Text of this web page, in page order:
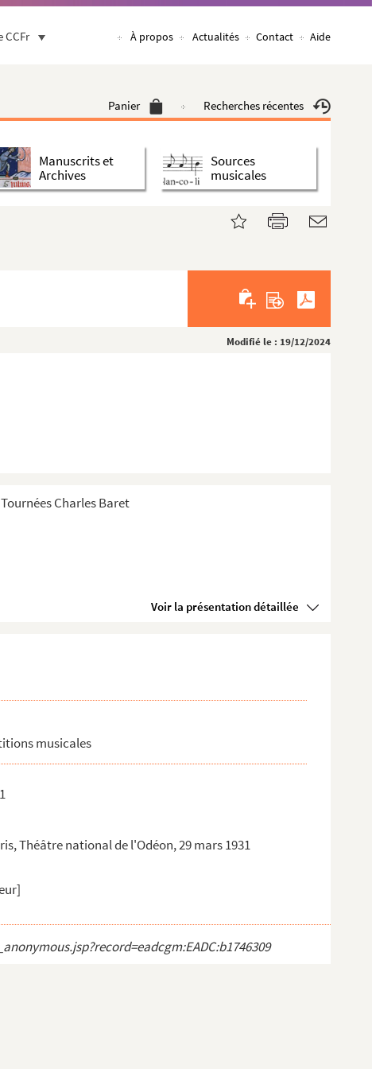
CCFr À propos Actualités Contact Aide
Panier Recherches récentes
Manuscrits et
Archives
Sources
musicales
Modifié le : 19/12/2024
Charles Baret
Voir la présentation détaillée
musicales
Théâtre national de l'Odéon, 29 mars 1931